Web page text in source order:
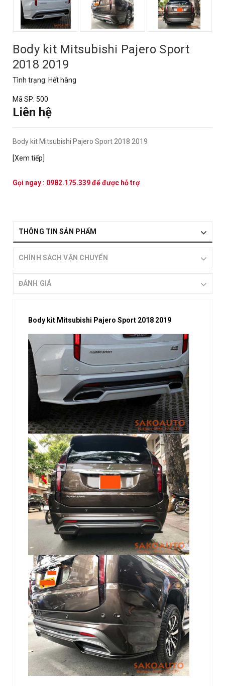
Body kit Mitsubishi Pajero Sport
2018 2019
Tình trạng: Hết hàng
Mã SP: 500
Liên hệ
Body kit Mitsubishi Pajero Sport 2018 2019
[Xem tiếp]
Gọi ngay : 0982.175.339để được hỗ trợ
THÔNG TIN SẢN PHẨM
CHÍNH SÁCH VẬN CHUYỂN
ĐÁNH GIÁ
Body kit Mitsubishi Pajero Sport 2018 2019